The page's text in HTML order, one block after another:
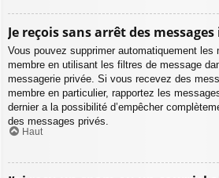
Je reçois sans arrêt des
Vous pouvez supprimer automatiquement les
membre en utilisant les filtres de message
messagerie privée. Si vous recevez des
membre en particulier, rapportez les
dernier a la possibilité d’empêcher
des messages privés.
Haut